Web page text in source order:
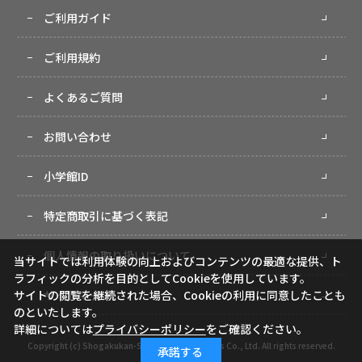
ご利用ガイド
ご利用規約
よくあるご質問
お問い合わせ
小学館ID
特定商取引に基づく表記
個人情報の取り扱いについて
サイトマップ
Copyright (c) Shogakukan-Shueisha Productions Co., Ltd. All rights reserved.
当サイトでは利用体験の向上およびコンテンツの最適な提供、ト
ラフィックの分析を目的としてCookieを使用しています。
サイトの閲覧を継続された場合、Cookieの利用に同意したことも
のといたします。
詳細についてはプライバシーポリシーをご確認ください。
承諾する